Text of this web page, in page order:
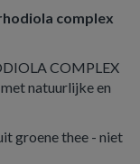
complex
COMPLEX
natuurlijke en
groene thee - niet